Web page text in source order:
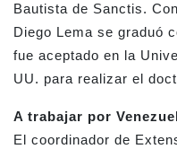
Bautista de Sanctis.
Diego Lema se graduó
fue aceptado en la
UU. para realizar el
A trabajar por
El coordinador de